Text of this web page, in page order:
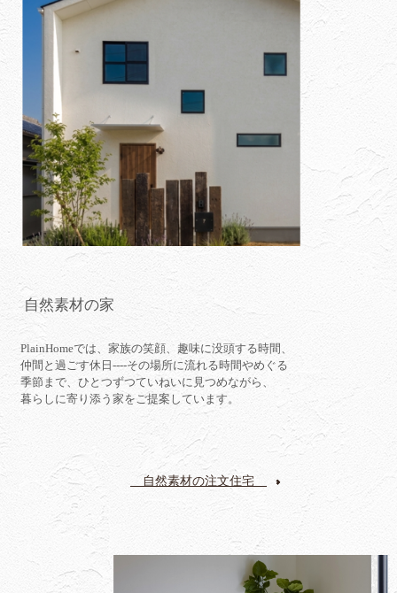
自然素材の家
PlainHomeでは、家族の笑顔、趣味に没頭する時間、
仲間と過ごす休日----その場所に流れる時間やめぐる
季節まで、ひとつずつていねいに見つめながら、
暮らしに寄り添う家をご提案しています。
自然素材の注文住宅